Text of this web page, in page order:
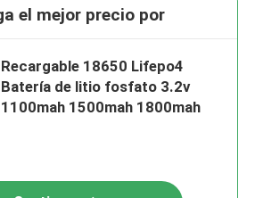
el mejor precio por
Recargable 18650 Lifepo4
Batería de litio fosfato 3.2v
1100mah 1500mah 1800mah